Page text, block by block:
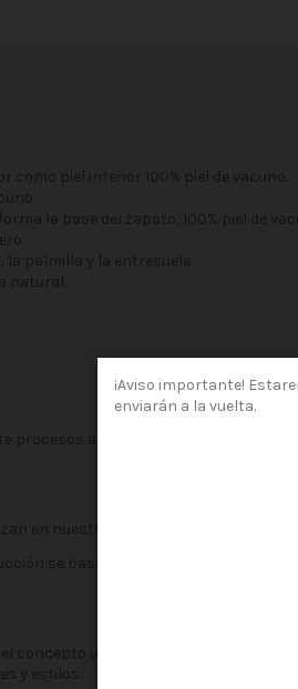
¡Aviso importante!
enviarán a la vuelta.